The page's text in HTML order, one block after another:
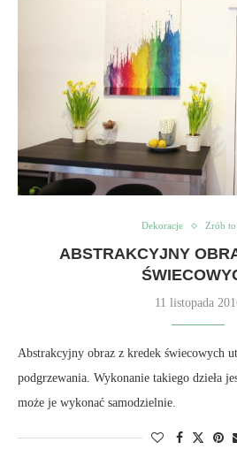
Dekoracje Zrób to
ABSTRAKCYJNY
11 listopada
Abstrakcyjny obraz z kredek świecowych
podgrzewania. Wykonanie takiego dzieła
może je wykonać samodzielnie.